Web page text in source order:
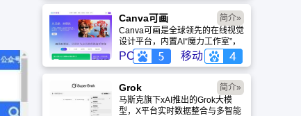
PlayStation、Xbox、Switch 等全
平台。凭借其深厚的历史积淀和活
跃的用户群体，A9VG 成为硬核玩
家交流心得、分享攻略的首选平台
之一。
Canva可画
Canva可画是全球领先的在线视觉
设计平台，内置AI“魔力工作室”，
提供海量正版模板与素材。无论是
自媒体封面、企业海报还是PPT，
零基础用户也能轻松实现专业级创
作，让设计触手可及。
PC 移动
简介»
Grok
马斯克旗下xAI推出的Grok大模
型，X平台实时数据整合与多智能
简介»